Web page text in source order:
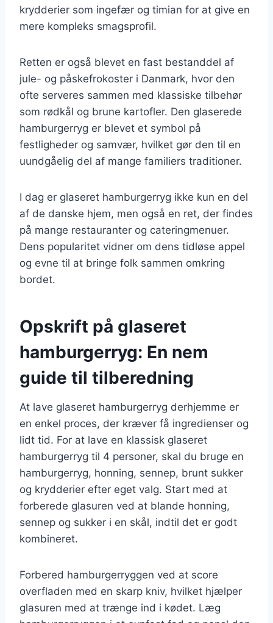
krydderier som ingefær og timian for at give en
mere kompleks smagsprofil.
Retten er også blevet en fast bestanddel af
jule- og påskefrokoster i Danmark, hvor den
ofte serveres sammen med klassiske tilbehør
som rødkål og brune kartofler. Den glaserede
hamburgerryg er blevet et symbol på
festligheder og samvær, hvilket gør den til en
uundgåelig del af mange familiers traditioner.
I dag er glaseret hamburgerryg ikke kun en del
af de danske hjem, men også en ret, der findes
på mange restauranter og cateringmenuer.
Dens popularitet vidner om dens tidløse appel
og evne til at bringe folk sammen omkring
bordet.
Opskrift på glaseret
hamburgerryg: En nem
guide til tilberedning
At lave glaseret hamburgerryg derhjemme er
en enkel proces, der kræver få ingredienser og
lidt tid. For at lave en klassisk glaseret
hamburgerryg til 4 personer, skal du bruge en
hamburgerryg, honning, sennep, brunt sukker
og krydderier efter eget valg. Start med at
forberede glasuren ved at blande honning,
sennep og sukker i en skål, indtil det er godt
kombineret.
Forbered hamburgerryggen ved at score
overfladen med en skarp kniv, hvilket hjælper
glasuren med at trænge ind i kødet. Læg